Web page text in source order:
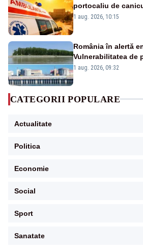
portocaliu de
duminică.
1 aug. 2026, 10:15
România în alertă
Vulnerabilitatea de
în pericol Centrala
1 aug. 2026, 09:32
CATEGORII POPULARE
Actualitate
Politica
Economie
Social
Sport
Sanatate